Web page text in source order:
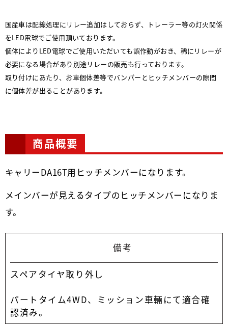
国産車は配線処理にリレー追加はしておらず、トレーラー等の灯火関係
をLED電球でご使用頂いております。
個体によりLED電球でご使用いただいても誤作動がおき、稀にリレーが
必要になる場合があり別途リレーの販売も行っております。
取り付けにあたり、お車個体差等でバンパーとヒッチメンバーの隙間
に個体差が出ることがあります。
商品概要
キャリーDA16T用ヒッチメンバーになります。
メインバーが見えるタイプのヒッチメンバーになりま
す。
備考
スペアタイヤ取り外し
パートタイム4WD、ミッション車輛にて適合確
認済み。